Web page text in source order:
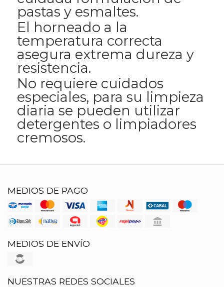
pastas y esmaltes.
El horneado a la
temperatura correcta
asegura extrema dureza y
resistencia.
No requiere cuidados
especiales, para su limpieza
diaria se pueden utilizar
detergentes o limpiadores
cremosos.
MEDIOS DE PAGO
MEDIOS DE ENVÍO
NUESTRAS REDES SOCIALES